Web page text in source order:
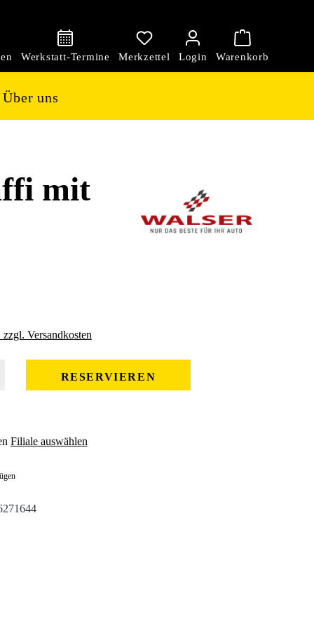
Über uns
mit
Versandkosten
RESERVIEREN
Filiale auswählen